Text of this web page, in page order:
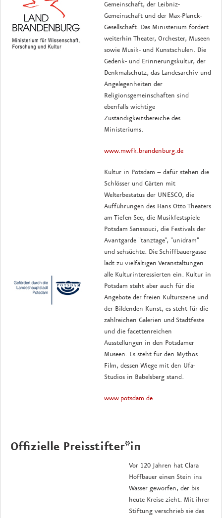
Gemeinschaft, der Leibniz-
Gemeinschaft und der Max-Planck-
Gesellschaft. Das Ministerium fördert
weiterhin Theater, Orchester, Museen
sowie Musik- und Kunstschulen. Die
Gedenk- und Erinnerungskultur, der
Denkmalschutz, das Landesarchiv und
Angelegenheiten der
Religionsgemeinschaften sind
ebenfalls wichtige
Zuständigkeitsbereiche des
Ministeriums.
www.mwfk.brandenburg.de
Kultur in Potsdam – dafür stehen die
Schlösser und Gärten mit
Welterbestatus der UNESCO, die
Aufführungen des Hans Otto Theaters
am Tiefen See, die Musikfestspiele
Potsdam Sanssouci, die Festivals der
Avantgarde "tanztage", "unidram"
und sehsüchte. Die Schiffbauergasse
lädt zu vielfältigen Veranstaltungen
alle Kulturinteressierten ein. Kultur in
Potsdam steht aber auch für die
Angebote der freien Kulturszene und
der Bildenden Kunst, es steht für die
zahlreichen Galerien und Stadtfeste
und die facettenreichen
Ausstellungen in den Potsdamer
Museen. Es steht für den Mythos
Film, dessen Wiege mit den Ufa-
Studios in Babelsberg stand.
www.potsdam.de
Offizielle Preisstifter*in
Vor 120 Jahren hat Clara
Hoffbauer einen Stein ins
Wasser geworfen, der bis
heute Kreise zieht. Mit ihrer
Stiftung verschrieb sie das